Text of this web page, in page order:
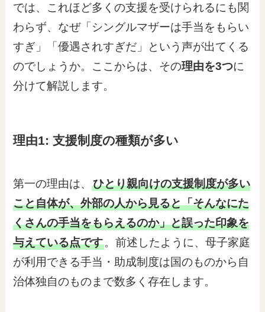
では、これほど多くの支援を受けられるにも関
わらず、なぜ「シングルマザーは手当をもらい
すぎ」「優遇されすぎだ」という声が出てくる
のでしょうか。ここからは、その理由を3つに
分けて解説します。
理由1: 支援制度の種類が多い
第一の理由は、ひとり親向けの支援制度が多い
こと自体が、外部の人から見ると「そんなにた
くさんの手当をもらえるのか」と誤った印象を
与えている点です。前述したように、母子家庭
が利用できる手当・助成制度は国のものから自
治体独自のものまで数多く存在します。